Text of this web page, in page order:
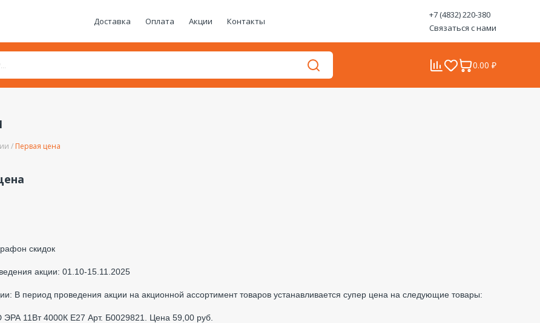
Доставка Оплата Акции Контакты
+7 (4832) 220-380
Связаться с нами
0.00 ₽
Первая цена
скидок
акции: 01.10-15.11.2025
В период проведения акции на акционной ассортимент товаров устанавливается супер цена на следующие товары:
ЭРА 11Вт 4000К Е27 Арт. Б0029821. Цена 59,00 руб.